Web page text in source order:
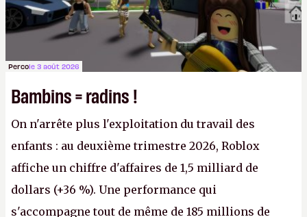
Percole 3 août 2026
Bambins = radins !
On n'arrête plus l'exploitation du travail des
enfants : au deuxième trimestre 2026, Roblox
affiche un chiffre d'affaires de 1,5 milliard de
dollars (+36 %). Une performance qui
s'accompagne tout de même de 185 millions de